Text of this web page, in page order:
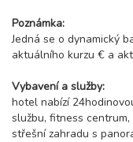
Poznámka:
Jedná se o dynamický
aktuálního kurzu € a
Vybavení a služby:
hotel nabízí
službu, fitness
střešní zahradu s